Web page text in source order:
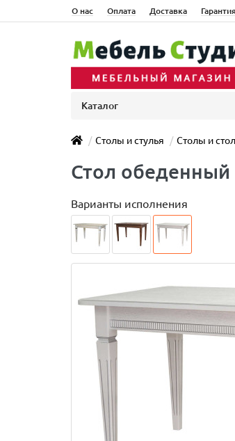
О нас Оплата Доставка
Каталог
Столы и стулья Столы и
Стол обеденный
Варианты исполнения